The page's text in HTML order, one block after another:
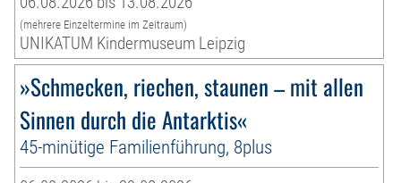
(mehrere Einzeltermine im Zeitraum)
UNIKATUM Kindermuseum Leipzig
»Schmecken, riechen, staunen – mit allen
Sinnen durch die Antarktis«
45-minütige Familienführung, 8plus